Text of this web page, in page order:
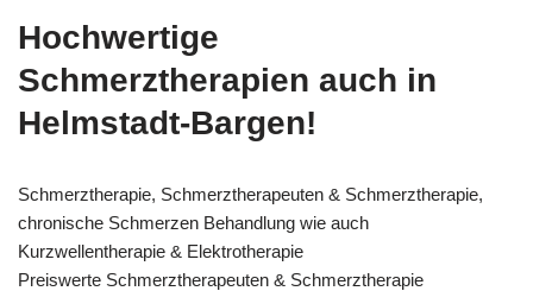
Hochwertige
Schmerztherapien auch in
Helmstadt-Bargen!
Schmerztherapie, Schmerztherapeuten & Schmerztherapie,
chronische Schmerzen Behandlung wie auch
Kurzwellentherapie & Elektrotherapie
Preiswerte Schmerztherapeuten & Schmerztherapie